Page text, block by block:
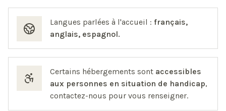
Langues parlées à l'accueil : français,
anglais, espagnol.
Certains hébergements sont accessibles
aux personnes en situation de handicap,
contactez-nous pour vous renseigner.